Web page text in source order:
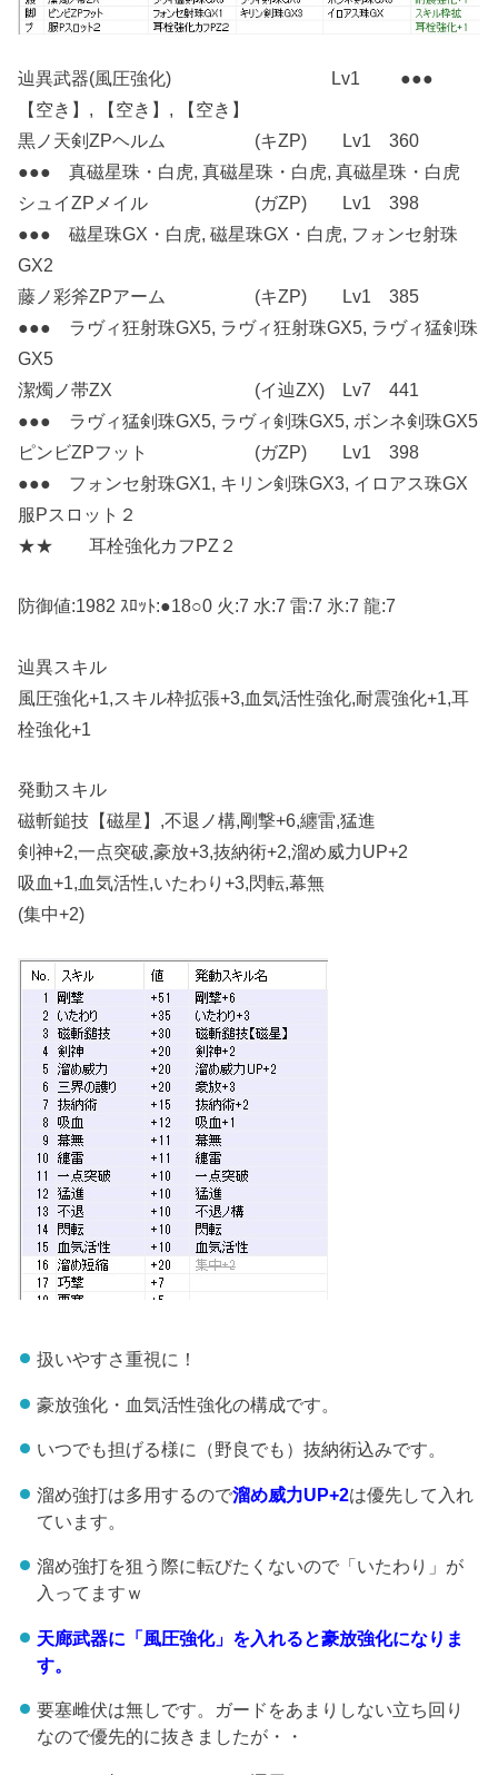
辿異武器(風圧強化) Lv1 ●●●
【空き】, 【空き】, 【空き】
黒ノ天剣ZPヘルム (キZP) Lv1 360
●●● 真磁星珠・白虎, 真磁星珠・白虎, 真磁星珠・白虎
シュイZPメイル (ガZP) Lv1 398
●●● 磁星珠GX・白虎, 磁星珠GX・白虎, フォンセ射珠
GX2
藤ノ彩斧ZPアーム (キZP) Lv1 385
●●● ラヴィ狂射珠GX5, ラヴィ狂射珠GX5, ラヴィ猛剣珠
GX5
潔燭ノ帯ZX (イ辿ZX) Lv7 441
●●● ラヴィ猛剣珠GX5, ラヴィ剣珠GX5, ボンネ剣珠GX5
ピンビZPフット (ガZP) Lv1 398
●●● フォンセ射珠GX1, キリン剣珠GX3, イロアス珠GX
服Pスロット２
★★ 耳栓強化カフPZ２
防御値:1982 ｽﾛｯﾄ:●18○0 火:7 水:7 雷:7 氷:7 龍:7
辿異スキル
風圧強化+1,スキル枠拡張+3,血気活性強化,耐震強化+1,耳
栓強化+1
発動スキル
磁斬鎚技【磁星】,不退ノ構,剛撃+6,纏雷,猛進
剣神+2,一点突破,豪放+3,抜納術+2,溜め威力UP+2
吸血+1,血気活性,いたわり+3,閃転,幕無
(集中+2)
扱いやすさ重視に！
豪放強化・血気活性強化の構成です。
いつでも担げる様に（野良でも）抜納術込みです。
溜め強打は多用するので溜め威力UP+2は優先して入れ
ています。
溜め強打を狙う際に転びたくないので「いたわり」が
入ってますｗ
天廊武器に「風圧強化」を入れると豪放強化になりま
す。
要塞雌伏は無しです。ガードをあまりしない立ち回り
なので優先的に抜きましたが・・